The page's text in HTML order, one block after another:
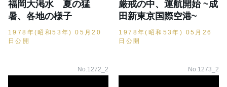
福岡大渇水 夏の猛
暑、各地の様子
1978年(昭和53年) 05月20
日公開
厳戒の中、運航開始 ~成
田新東京国際空港~
1978年(昭和53年) 05月26
日公開
No.1272_2 No.1273_2